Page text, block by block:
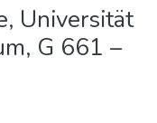
Universität
G 661 –